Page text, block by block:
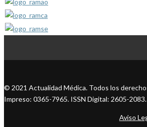
© 2021 Actualidad Médica. Todos los
Impreso: 0365-7965. ISSN Digital: 2605-2083.
Aviso